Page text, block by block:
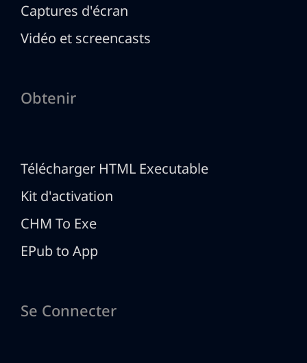
Captures d'écran
Vidéo et screencasts
Obtenir
Télécharger HTML Executable
Kit d'activation
CHM To Exe
EPub to App
Se Connecter